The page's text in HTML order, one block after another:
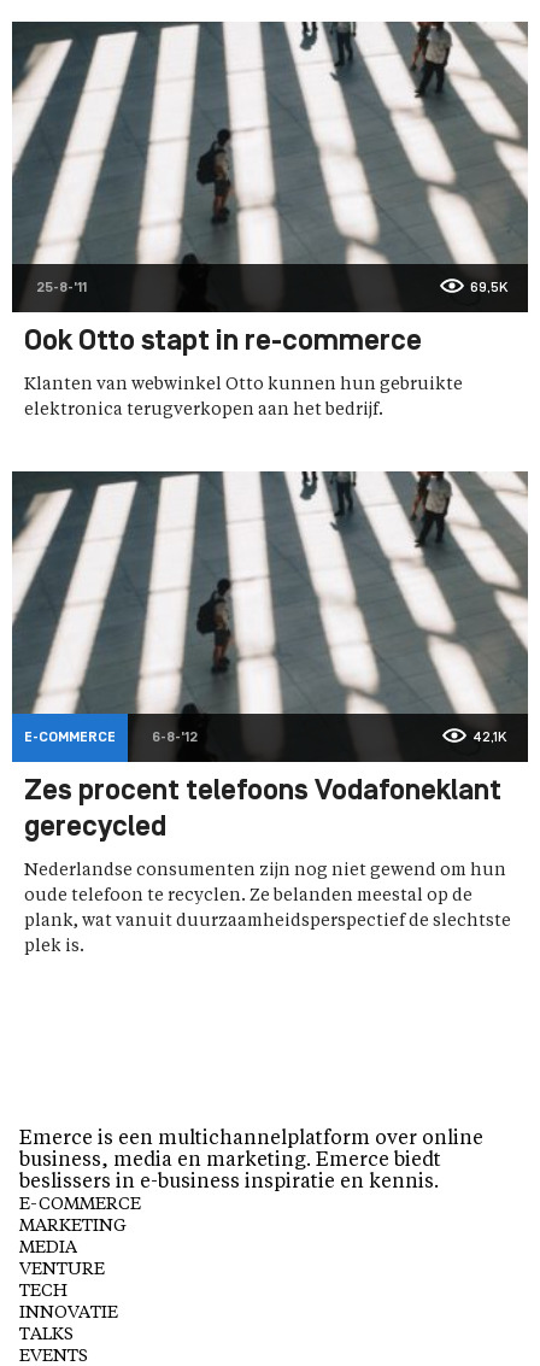
25-8-'11 69,5K
Ook Otto stapt in re-commerce
Klanten van webwinkel Otto kunnen hun gebruikte
elektronica terugverkopen aan het bedrijf.
E-COMMERCE 6-8-'12 42,1K
Zes procent telefoons Vodafoneklant
gerecycled
Nederlandse consumenten zijn nog niet gewend om hun
oude telefoon te recyclen. Ze belanden meestal op de
plank, wat vanuit duurzaamheidsperspectief de slechtste
plek is.
Emerce is een multichannelplatform over online
business, media en marketing. Emerce biedt
beslissers in e-business inspiratie en kennis.
E-COMMERCE
MARKETING
MEDIA
VENTURE
TECH
INNOVATIE
TALKS
EVENTS